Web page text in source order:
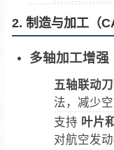
2. 制造与加工（
多轴加工增强
五轴联动
法，减少
支持 叶片
对航空发